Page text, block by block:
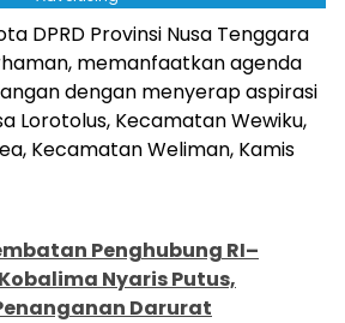
DPRD Provinsi Nusa Tenggara
memanfaatkan agenda
dengan menyerap aspirasi
Lorotolus, Kecamatan Wewiku,
Kecamatan Weliman, Kamis
Penghubung RI–
Nyaris Putus,
Darurat